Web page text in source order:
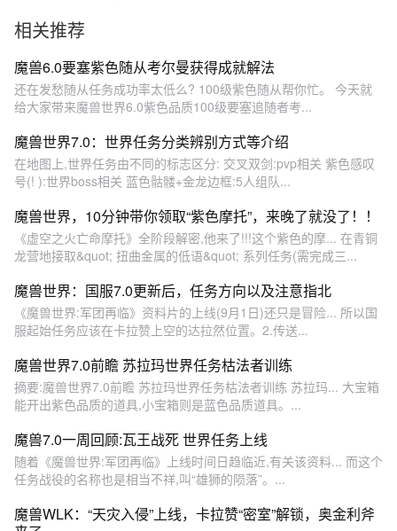
相关推荐
魔兽6.0要塞紫色随从考尔曼获得成就解法
还在发愁随从任务成功率太低么? 100级紫色随从帮你忙。 今天就
给大家带来魔兽世界6.0紫色品质100级要塞追随者考...
魔兽世界7.0：世界任务分类辨别方式等介绍
在地图上,世界任务由不同的标志区分: 交叉双剑:pvp相关 紫色感叹
号(! ):世界boss相关 蓝色骷髅+金龙边框:5人组队...
魔兽世界，10分钟带你领取“紫色摩托”，来晚了就没了！！
《虚空之火亡命摩托》全阶段解密,他来了!!!这个紫色的摩... 在青铜
龙营地接取&quot; 扭曲金属的低语&quot; 系列任务(需完成三...
魔兽世界：国服7.0更新后，任务方向以及注意指北
《魔兽世界:军团再临》资料片的上线(9月1日)还只是冒险... 所以国
服起始任务应该在卡拉赞上空的达拉然位置。2.传送...
魔兽世界7.0前瞻 苏拉玛世界任务枯法者训练
摘要:魔兽世界7.0前瞻 苏拉玛世界任务枯法者训练 苏拉玛... 大宝箱
能开出紫色品质的道具,小宝箱则是蓝色品质道具。...
魔兽7.0一周回顾:瓦王战死 世界任务上线
随着《魔兽世界:军团再临》上线时间日趋临近,有关该资料... 而这个
任务战役的名称也是相当不祥,叫“雄狮的陨落”。...
魔兽WLK：“天灾入侵”上线，卡拉赞“密室”解锁，奥金利斧